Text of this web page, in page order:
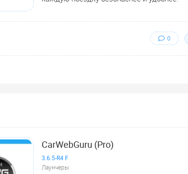
0
CarWebGuru (Pro)
3.6.5-R4 F
Лаунчеры